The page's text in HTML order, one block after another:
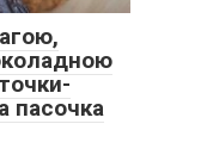
пасочка